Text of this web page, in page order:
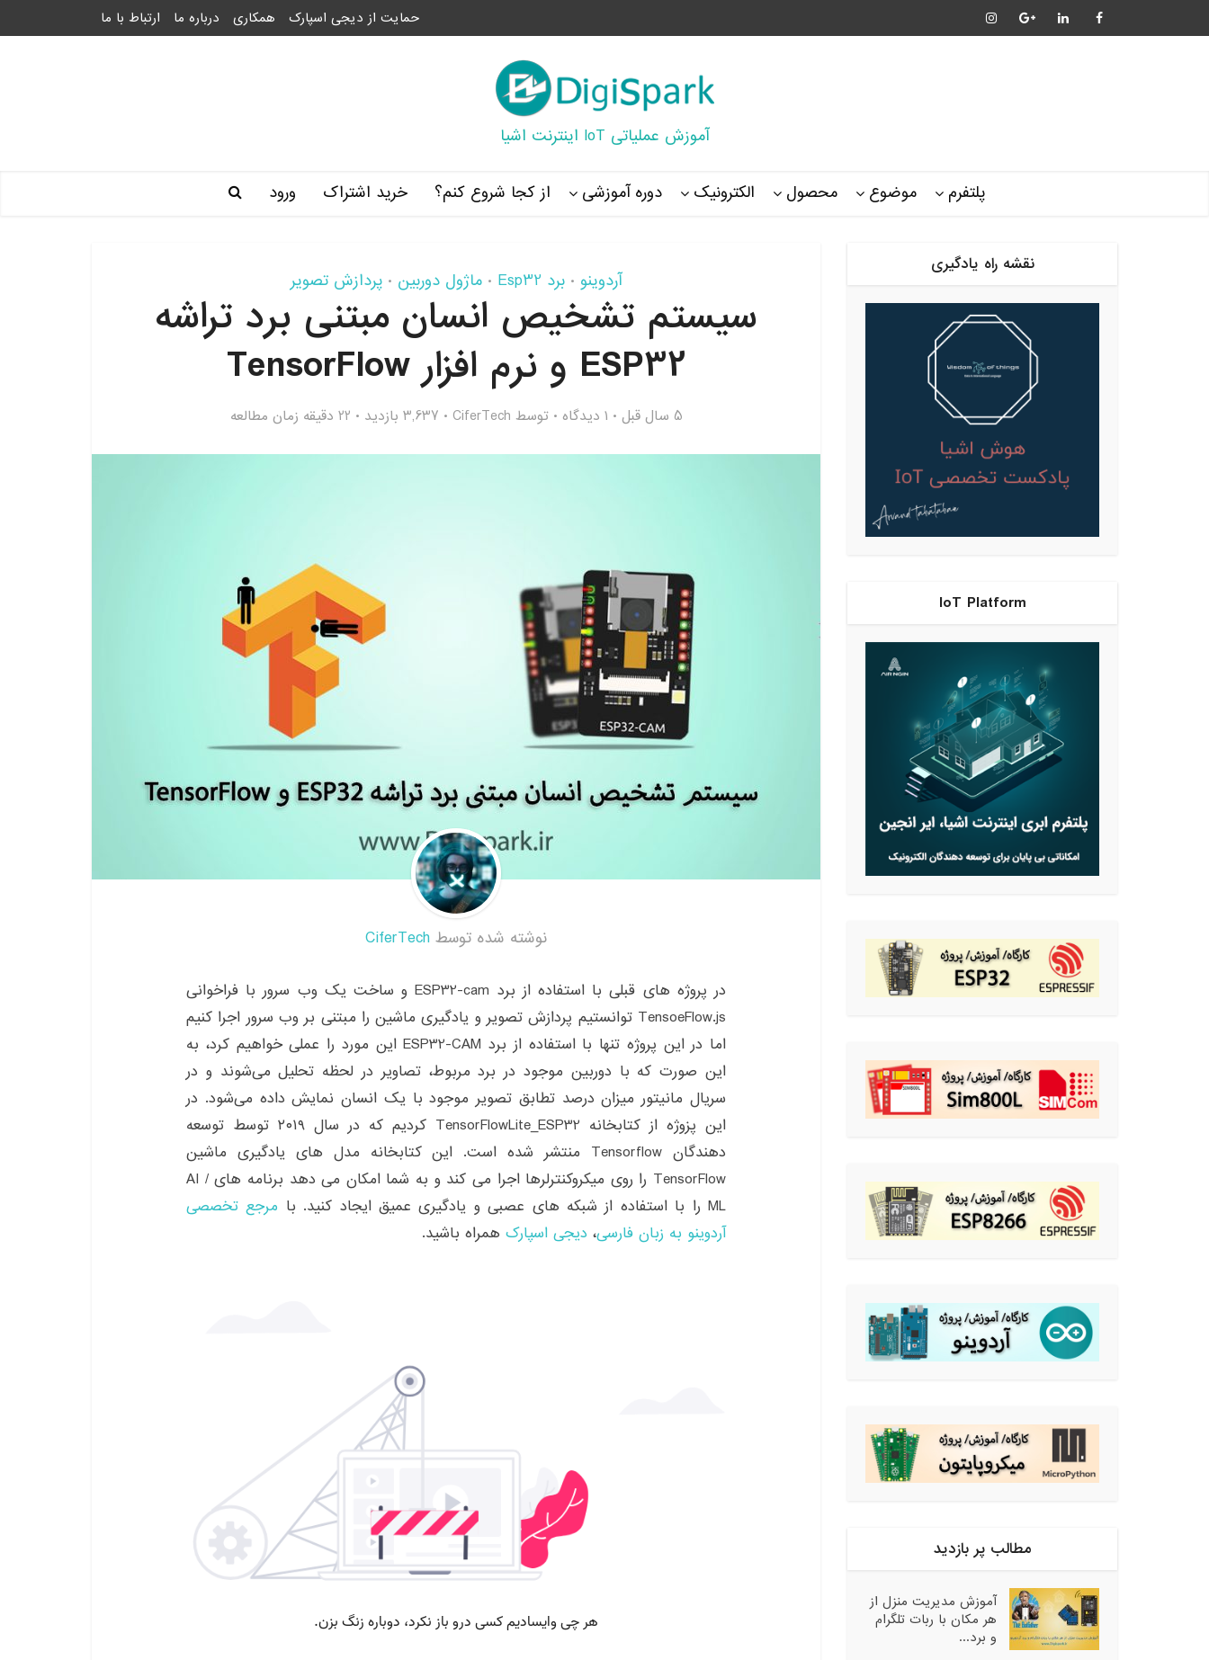
حمایت از دیجی اسپارک همکاری درباره ما ارتباط با ما
آموزش عملیاتی IoT اینترنت اشیا
پلتفرم موضوع محصول الکترونیک دوره آموزشی از کجا شروع کنم؟ خرید اشتراک ورود
آردوینو • برد Esp32 • ماژول دوربین • پردازش تصویر
سیستم تشخیص انسان مبتنی برد تراشه
ESP32 و نرم افزار TensorFlow
5 سال قبل ۱ دیدگاه توسط CiferTech 3,637 بازدید 22 دقیقه زمان مطالعه
نوشته شده توسط CiferTech
در پروژه های قبلی با استفاده از برد ESP32-cam و ساخت یک وب سرور با فراخوانی
TensoeFlow.js توانستیم پردازش تصویر و یادگیری ماشین را مبتنی بر وب سرور اجرا کنیم
اما در این پروژه تنها با استفاده از برد ESP32-CAM این مورد را عملی خواهیم کرد، به
این صورت که با دوربین موجود در برد مربوط، تصاویر در لحظه تحلیل می‌شوند و در
سریال مانیتور میزان درصد تطابق تصویر موجود با یک انسان نمایش داده می‌شود. در
این پزوژه از کتابخانه TensorFlowLite_ESP32 کردیم که در سال ۲۰۱۹ توسط توسعه
دهندگان Tensorflow منتشر شده است. این کتابخانه مدل های یادگیری ماشین
TensorFlow را روی میکروکنترلرها اجرا می کند و به شما امکان می دهد برنامه های AI /
ML را با استفاده از شبکه های عصبی و یادگیری عمیق ایجاد کنید. با
مرجع تخصصی
آردوینو به زبان فارسی، دیجی اسپارک همراه باشید.
نقشه راه یادگیری
IoT Platform
مطالب پر بازدید
آموزش مدیریت منزل از
هر مکان با ربات تلگرام
و برد...